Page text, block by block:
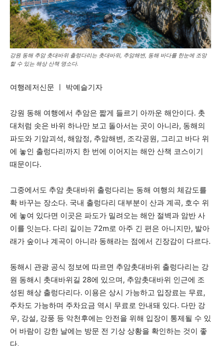
강원 동해 추암 촛대바위 출렁다리는 촛대바위, 추암해변, 동해 바다를 한눈에 조망
할 수 있는 해상 산책 명소다.
여행레저신문 ㅣ 박예슬기자
강원 동해 여행에서 추암은 짧게 들르기 아까운 해안이다. 촛
대처럼 솟은 바위 하나만 보고 돌아서는 곳이 아니라, 동해의
파도와 기암괴석, 해암정, 추암해변, 조각공원, 그리고 바다 위
에 놓인 출렁다리까지 한 번에 이어지는 해안 산책 코스이기
때문이다.
그중에서도 추암 촛대바위 출렁다리는 동해 여행의 체감도를
확 바꾸는 장소다. 국내 출렁다리 대부분이 산과 계곡, 호수 위
에 놓여 있다면 이곳은 파도가 밀려오는 해안 절벽과 암반 사
이를 잇는다. 다리 길이는 72m로 아주 긴 편은 아니지만, 발아
래가 숲이나 계곡이 아니라 동해라는 점에서 긴장감이 다르다.
동해시 관광 공식 정보에 따르면 추암촛대바위 출렁다리는 강
원 동해시 촛대바위길 28에 있으며, 추암촛대바위 인근에 조
성된 해상 출렁다리다. 이용은 상시 가능하고 입장료는 무료,
주차도 가능하며 주차요금 역시 무료로 안내돼 있다. 다만 강
우, 강설, 강풍 등 악천후에는 안전을 위해 입장이 통제될 수 있
어 바람이 강한 날에는 방문 전 기상 상황을 확인하는 것이 좋
다.